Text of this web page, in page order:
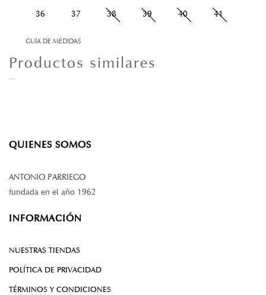
36 37 38 39 40 41
GUÍA DE MEDIDAS
Productos similares
QUIENES SOMOS
ANTONIO PARRIEGO
fundada en el año 1962
INFORMACIÓN
NUESTRAS TIENDAS
POLÍTICA DE PRIVACIDAD
TÉRMINOS Y CONDICIONES